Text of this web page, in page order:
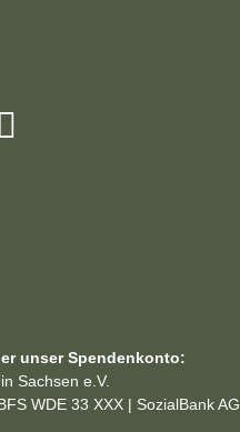
unser Spendenkonto:
Sachsen e.V.
WDE 33 XXX | SozialBank AG